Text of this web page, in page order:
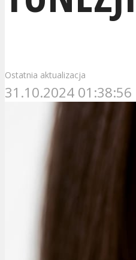
Ostatnia aktualizacja
31.10.2024 01:38:56